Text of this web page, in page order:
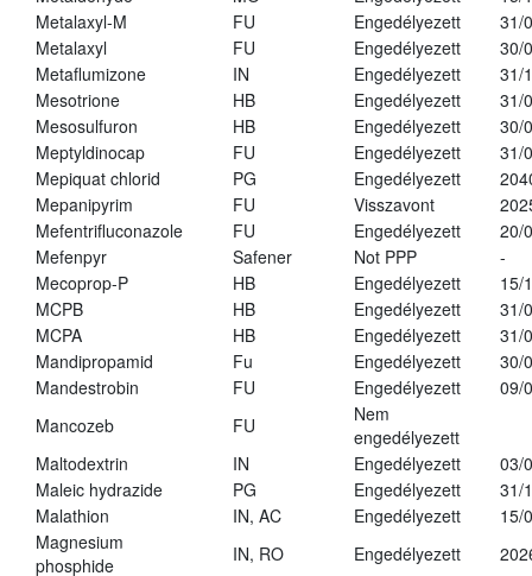
Metalaxyl-M
FU Engedélyezett
31/
Metalaxyl
FU Engedélyezett
30/
Metaflumizone
IN Engedélyezett
31/
Mesotrione
HB Engedélyezett
31/
Mesosulfuron
HB Engedélyezett
30/
Meptyldinocap
FU Engedélyezett
31/
Mepiquat chlorid
PG Engedélyezett
Mepanipyrim
FU Visszavont
Mefentrifluconazole
FU Engedélyezett
20/
Mefenpyr
Safener Not PPP
-
Mecoprop-P
HB Engedélyezett
15/
MCPB
HB Engedélyezett
31/
MCPA
HB Engedélyezett
31/
Mandipropamid
Fu Engedélyezett
30/
Mandestrobin
FU Engedélyezett
09/
Mancozeb
FU
Nem
engedélyezett
Maltodextrin
IN Engedélyezett
03/
Maleic hydrazide
PG Engedélyezett
31/
Malathion
IN, AC Engedélyezett
15/
Magnesium
phosphide
IN, RO Engedélyezett